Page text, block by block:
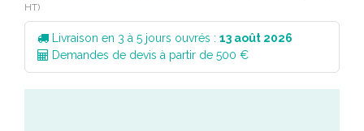
HT)
Livraison en 3 à 5 jours ouvrés : 13 août 2026
Demandes de devis à partir de 500 €